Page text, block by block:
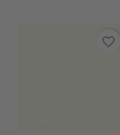
favorite_border